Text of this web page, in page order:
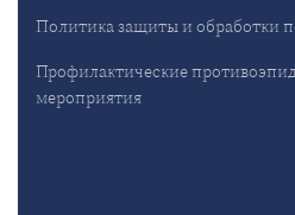
Политика защиты и обработки
Профилактические
мероприятия